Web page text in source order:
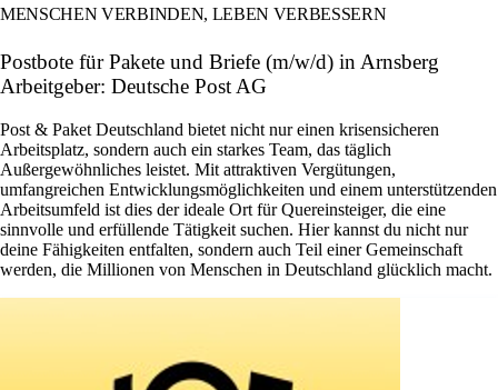
MENSCHEN VERBINDEN, LEBEN VERBESSERN
Postbote für Pakete und Briefe (m/w/d) in Arnsberg
Arbeitgeber: Deutsche Post AG
Post & Paket Deutschland bietet nicht nur einen krisensicheren
Arbeitsplatz, sondern auch ein starkes Team, das täglich
Außergewöhnliches leistet. Mit attraktiven Vergütungen,
umfangreichen Entwicklungsmöglichkeiten und einem unterstützenden
Arbeitsumfeld ist dies der ideale Ort für Quereinsteiger, die eine
sinnvolle und erfüllende Tätigkeit suchen. Hier kannst du nicht nur
deine Fähigkeiten entfalten, sondern auch Teil einer Gemeinschaft
werden, die Millionen von Menschen in Deutschland glücklich macht.